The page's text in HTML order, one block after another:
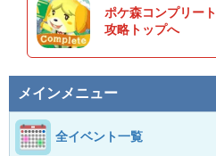
ポケ森コンプリート
攻略トップへ
メインメニュー
全イベント一覧